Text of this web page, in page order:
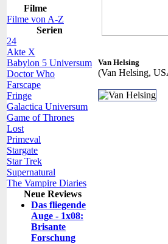
Filme
Filme von A-Z
Serien
24
Akte X
Babylon 5 Universum
Doctor Who
Farscape
Fringe
Galactica Universum
Game of Thrones
Lost
Primeval
Stargate
Star Trek
Supernatural
The Vampire Diaries
Neue Reviews
Das fliegende
Auge - 1x08:
Brisante
Forschung
Van Helsing
(Van Helsing,